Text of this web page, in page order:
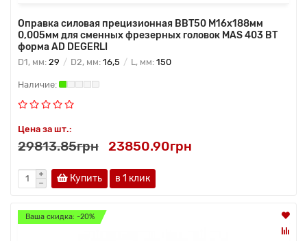
Оправка силовая прецизионная BBT50 M16x188мм
0,005мм для сменных фрезерных головок MAS 403 BT
форма AD DEGERLI
D1, мм: 29 D2, мм: 16,5 L, мм: 150
Цена за шт.:
29813.85грн 23850.90грн
Купить в 1 клик
Ваша скидка: -20%